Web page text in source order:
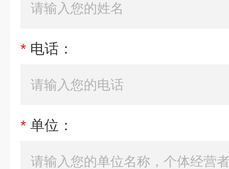
* 电话：
* 单位：